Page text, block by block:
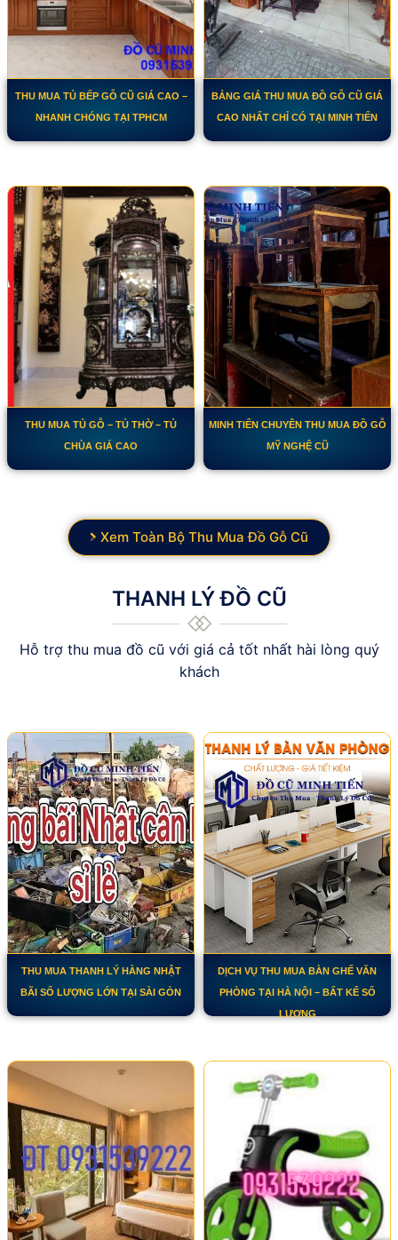
THU MUA TỦ BẾP GỖ CŨ GIÁ CAO –
NHANH CHÓNG TẠI TPHCM
BẢNG GIÁ THU MUA ĐỒ GỖ CŨ GIÁ
CAO NHẤT CHỈ CÓ TẠI MINH TIẾN
THU MUA TỦ GỖ – TỦ THỜ – TỦ
CHÙA GIÁ CAO
MINH TIẾN CHUYÊN THU MUA ĐỒ GỖ
MỸ NGHỆ CŨ
Xem Toàn Bộ Thu Mua Đồ Gỗ Cũ
THANH LÝ ĐỒ CŨ
Hỗ trợ thu mua đồ cũ với giá cả tốt nhất hài lòng quý
khách
THU MUA THANH LÝ HÀNG NHẬT
BÃI SỐ LƯỢNG LỚN TẠI SÀI GÒN
DỊCH VỤ THU MUA BÀN GHẾ VĂN
PHÒNG TẠI HÀ NỘI – BẤT KỂ SỐ
LƯỢNG